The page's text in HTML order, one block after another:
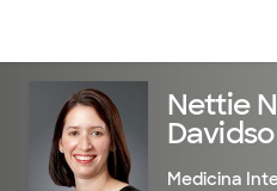
Nettie
Medicina